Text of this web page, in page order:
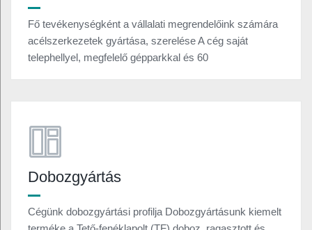
Fő tevékenységként a vállalati megrendelőink számára
acélszerkezetek gyártása, szerelése A cég saját
telephellyel, megfelelő gépparkkal és 60
Dobozgyártás
Cégünk dobozgyártási profilja Dobozgyártásunk kiemelt